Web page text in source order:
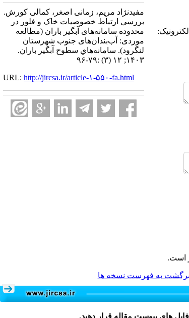
الکترونیک پیش از انتشار نهایی: 1403/6/15 | انتشار الکترونیک:
مفیدنژاد مریم، زمانی اصغر، کمالی کورش.
بررسی ارتباط خصوصیات خاک و فلور در
محدوده سامانه‌های آبگیر باران (مطالعه
موردی: آب‌بندان‌های جنوب شهرستان
لنگرود). سامانه‌هاي سطوح آبگير باران.
۱۴۰۳; ۱۲ (۳) :۷۹-۹۶
URL: http://jircsa.ir/article-۱-۵۵۰-fa.html
است.
برگشت به فهرست نسخه ها
های پیوست مقاله قرار دهید.